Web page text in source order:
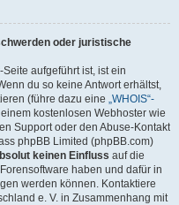
oder juristische
Seite aufgeführt ist, ist ein
du so keine Antwort erhältst,
(führe dazu eine „WHOIS“-
kostenlosen Webhoster wie
Support oder den Abuse-Kontakt
phpBB Limited (phpBB.com)
keinen Einfluss auf die
haben und dafür in
werden können. Kontaktiere
e. V. in Zusammenhang mit